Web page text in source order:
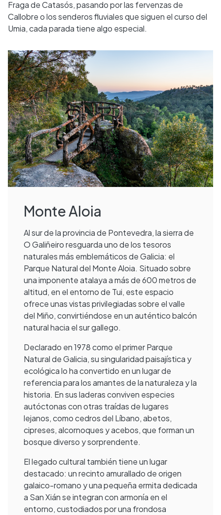
Fraga de Catasós, pasando por las fervenzas de
Callobre o los senderos fluviales que siguen el curso del
Umia, cada parada tiene algo especial.
Monte Aloia
Al sur de la provincia de Pontevedra, la sierra de
O Galiñeiro resguarda uno de los tesoros
naturales más emblemáticos de Galicia: el
Parque Natural del Monte Aloia. Situado sobre
una imponente atalaya a más de 600 metros de
altitud, en el entorno de Tui, este espacio
ofrece unas vistas privilegiadas sobre el valle
del Miño, convirtiéndose en un auténtico balcón
natural hacia el sur gallego.
Declarado en 1978 como el primer Parque
Natural de Galicia, su singularidad paisajística y
ecológica lo ha convertido en un lugar de
referencia para los amantes de la naturaleza y la
historia. En sus laderas conviven especies
autóctonas con otras traídas de lugares
lejanos, como cedros del Líbano, abetos,
cipreses, alcornoques y acebos, que forman un
bosque diverso y sorprendente.
El legado cultural también tiene un lugar
destacado: un recinto amurallado de origen
galaico-romano y una pequeña ermita dedicada
a San Xián se integran con armonía en el
entorno, custodiados por una frondosa